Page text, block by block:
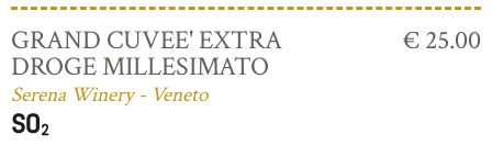
GRAND CUVEE' EXTRA
DROGE MILLESIMATO
Serena Winery - Veneto
€ 25.00